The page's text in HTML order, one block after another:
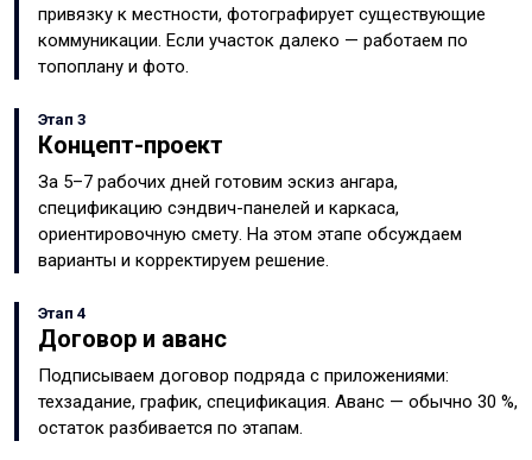
привязку к местности, фотографирует существующие
коммуникации. Если участок далеко — работаем по
топоплану и фото.
Этап 3
Концепт-проект
За 5–7 рабочих дней готовим эскиз ангара,
спецификацию сэндвич-панелей и каркаса,
ориентировочную смету. На этом этапе обсуждаем
варианты и корректируем решение.
Этап 4
Договор и аванс
Подписываем договор подряда с приложениями:
техзадание, график, спецификация. Аванс — обычно 30 %,
остаток разбивается по этапам.